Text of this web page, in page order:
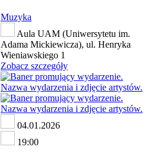
Muzyka
Aula UAM (Uniwersytetu im.
Adama Mickiewicza), ul. Henryka
Wieniawskiego 1
Zobacz szczegóły
04.01.2026
19:00